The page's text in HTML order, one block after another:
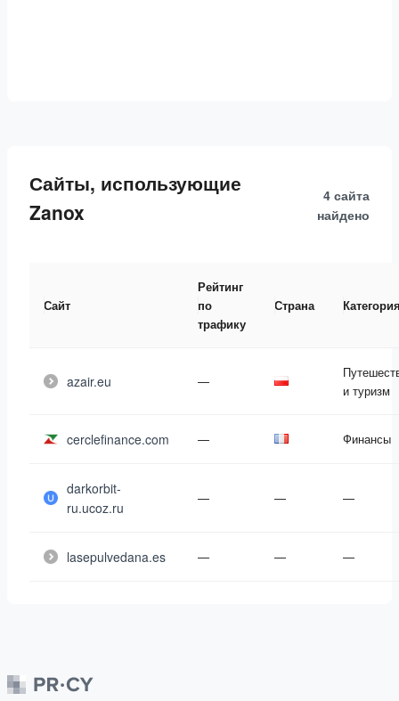
Сайты, использующие
Zanox
4 сайта
найдено
Сайт
Рейтинг
по
трафику
Страна
azair.eu —
и туризм
cerclefinance.com — Финансы
darkorbit-
ru.ucoz.ru
— — —
lasepulvedana.es — — —